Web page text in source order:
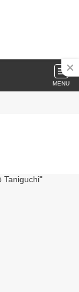
MENU